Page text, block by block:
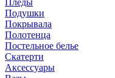
Пледы
Подушки
Покрывала
Полотенца
Постельное белье
Скатерти
Аксессуары